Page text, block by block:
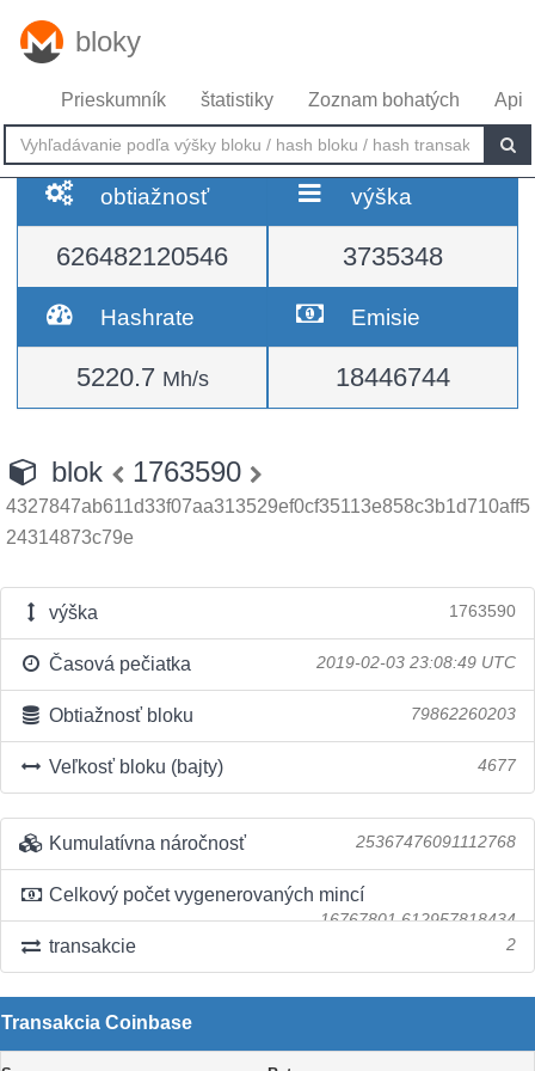
bloky
Prieskumník štatistiky Zoznam bohatých Api
obtiažnosť
626482120546
výška
3735348
Hashrate
5220.7 Mh/s
Emisie
18446744
blok 1763590
4327847ab611d33f07aa313529ef0cf35113e858c3b1d710aff5
24314873c79e
výška 1763590
Časová pečiatka 2019-02-03 23:08:49 UTC
Obtiažnosť bloku 79862260203
Veľkosť bloku (bajty) 4677
Kumulatívna náročnosť 25367476091112768
Celkový počet vygenerovaných mincí
16767801.612957818434
transakcie 2
Transakcia Coinbase